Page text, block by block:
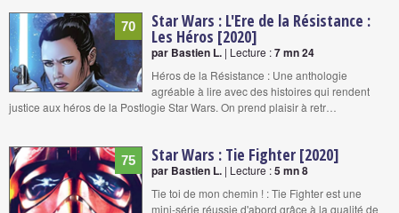
70 Star Wars : L'Ere de la Résistance :
Les Héros [2020]
par Bastien L. | Lecture :7 mn 24
Héros de la Résistance : Une anthologie
agréable à lire avec des histoires qui rendent
justice aux héros de la Postlogie Star Wars. On prend plaisir à retr…
75 Star Wars : Tie Fighter [2020]
par Bastien L. | Lecture :5 mn 8
Tie toi de mon chemin ! : Tie Fighter est une
mini-série réussie d'abord grâce à la qualité de